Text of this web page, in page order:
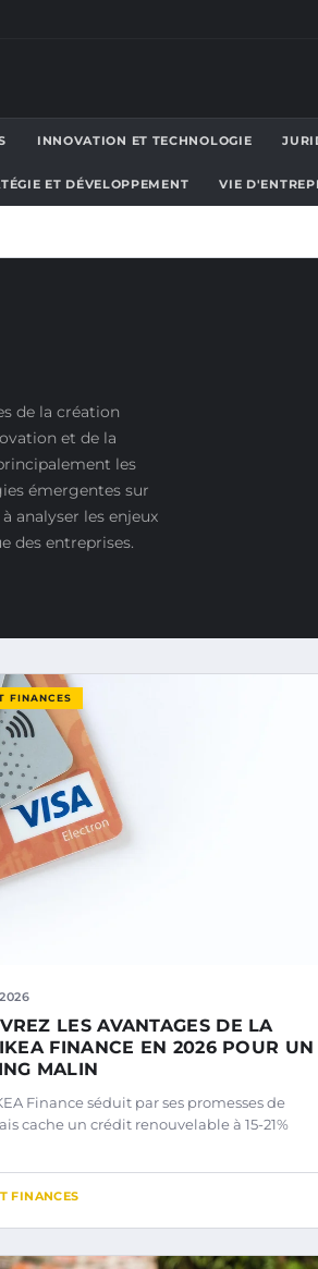
INNOVATION ET TECHNOLOGIE
ET DÉVELOPPEMENT VIE
de la création
et de la
les
émergentes sur
analyser les enjeux
des entreprises.
FINANCES
LES AVANTAGES DE LA
FINANCE EN 2026 POUR UN
MALIN
Finance séduit par ses promesses de
cache un crédit renouvelable à 15-21%
FINANCES